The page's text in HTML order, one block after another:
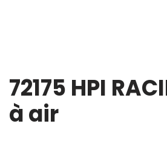
72175 HPI
à air